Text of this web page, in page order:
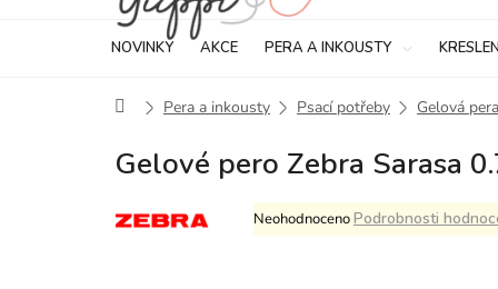
NOVINKY AKCE PERA A INKOUSTY
DomůPera a inkousty Psací potřeby Gelová pera
Gelové pero Zebra Sarasa
Průměrné
hodnocení
NeohodnocenoPodrobnosti